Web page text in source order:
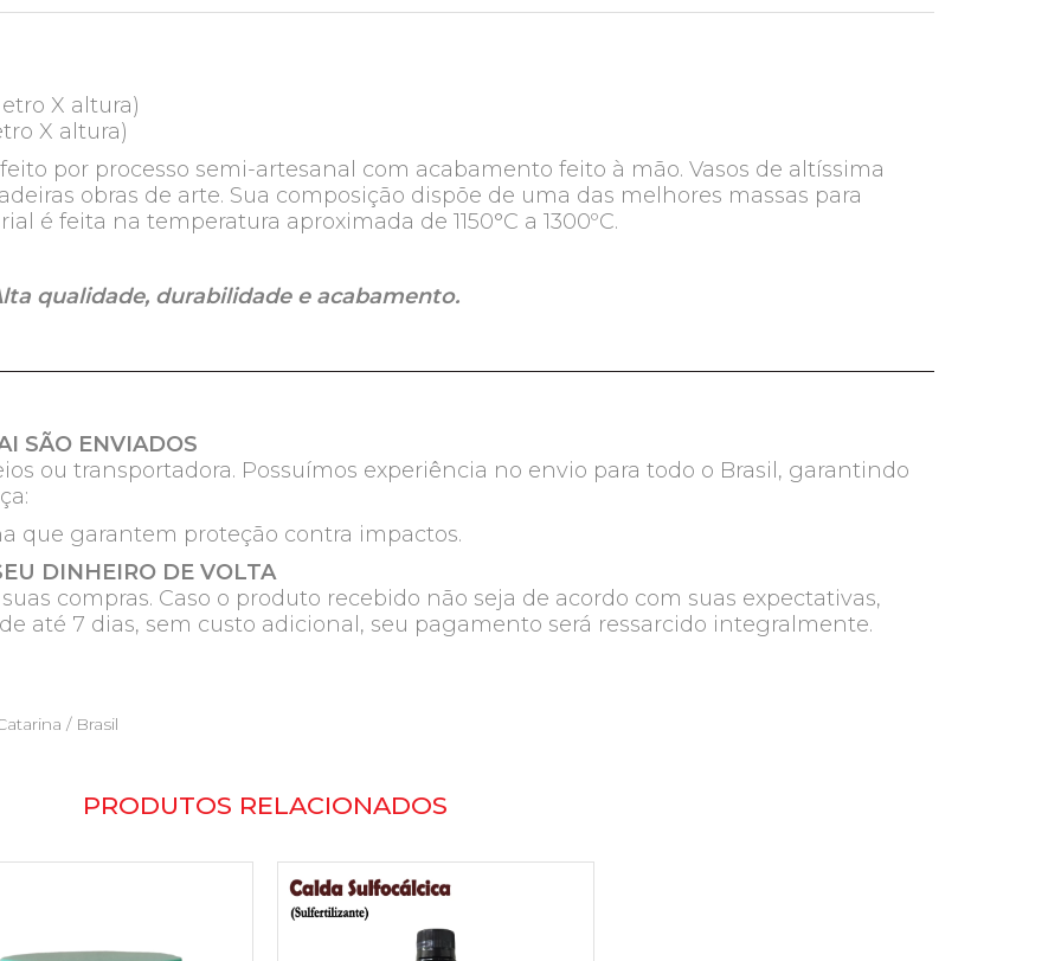
X altura)
X altura)
por processo semi-artesanal com acabamento feito à mão. Vasos de altíssima
obras de arte. Sua composição dispõe de uma das melhores massas para
é feita na temperatura aproximada de 1150°C a 1300ºC.
qualidade, durabilidade e acabamento.
SÃO ENVIADOS
ou transportadora. Possuímos experiência no envio para todo o Brasil, garantindo
que garantem proteção contra impactos.
DINHEIRO DE VOLTA
compras. Caso o produto recebido não seja de acordo com suas expectativas,
até 7 dias, sem custo adicional, seu pagamento será ressarcido integralmente.
/ Brasil
PRODUTOS RELACIONADOS